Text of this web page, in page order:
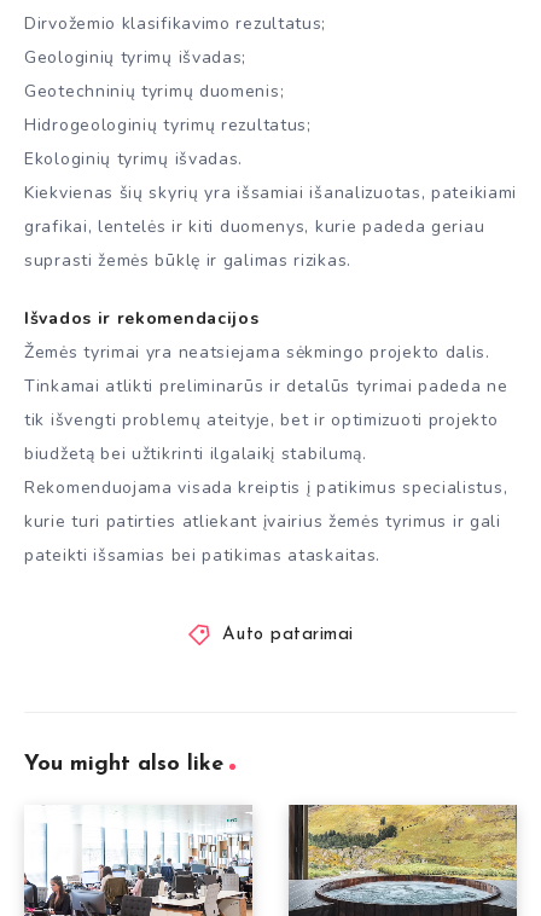
Dirvožemio klasifikavimo rezultatus;
Geologinių tyrimų išvadas;
Geotechninių tyrimų duomenis;
Hidrogeologinių tyrimų rezultatus;
Ekologinių tyrimų išvadas.
Kiekvienas šių skyrių yra išsamiai išanalizuotas, pateikiami
grafikai, lentelės ir kiti duomenys, kurie padeda geriau
suprasti žemės būklę ir galimas rizikas.
Išvados ir rekomendacijos
Žemės tyrimai yra neatsiejama sėkmingo projekto dalis.
Tinkamai atlikti preliminarūs ir detalūs tyrimai padeda ne
tik išvengti problemų ateityje, bet ir optimizuoti projekto
biudžetą bei užtikrinti ilgalaikį stabilumą.
Rekomenduojama visada kreiptis į patikimus specialistus,
kurie turi patirties atliekant įvairius žemės tyrimus ir gali
pateikti išsamias bei patikimas ataskaitas.
Auto patarimai
You might also like